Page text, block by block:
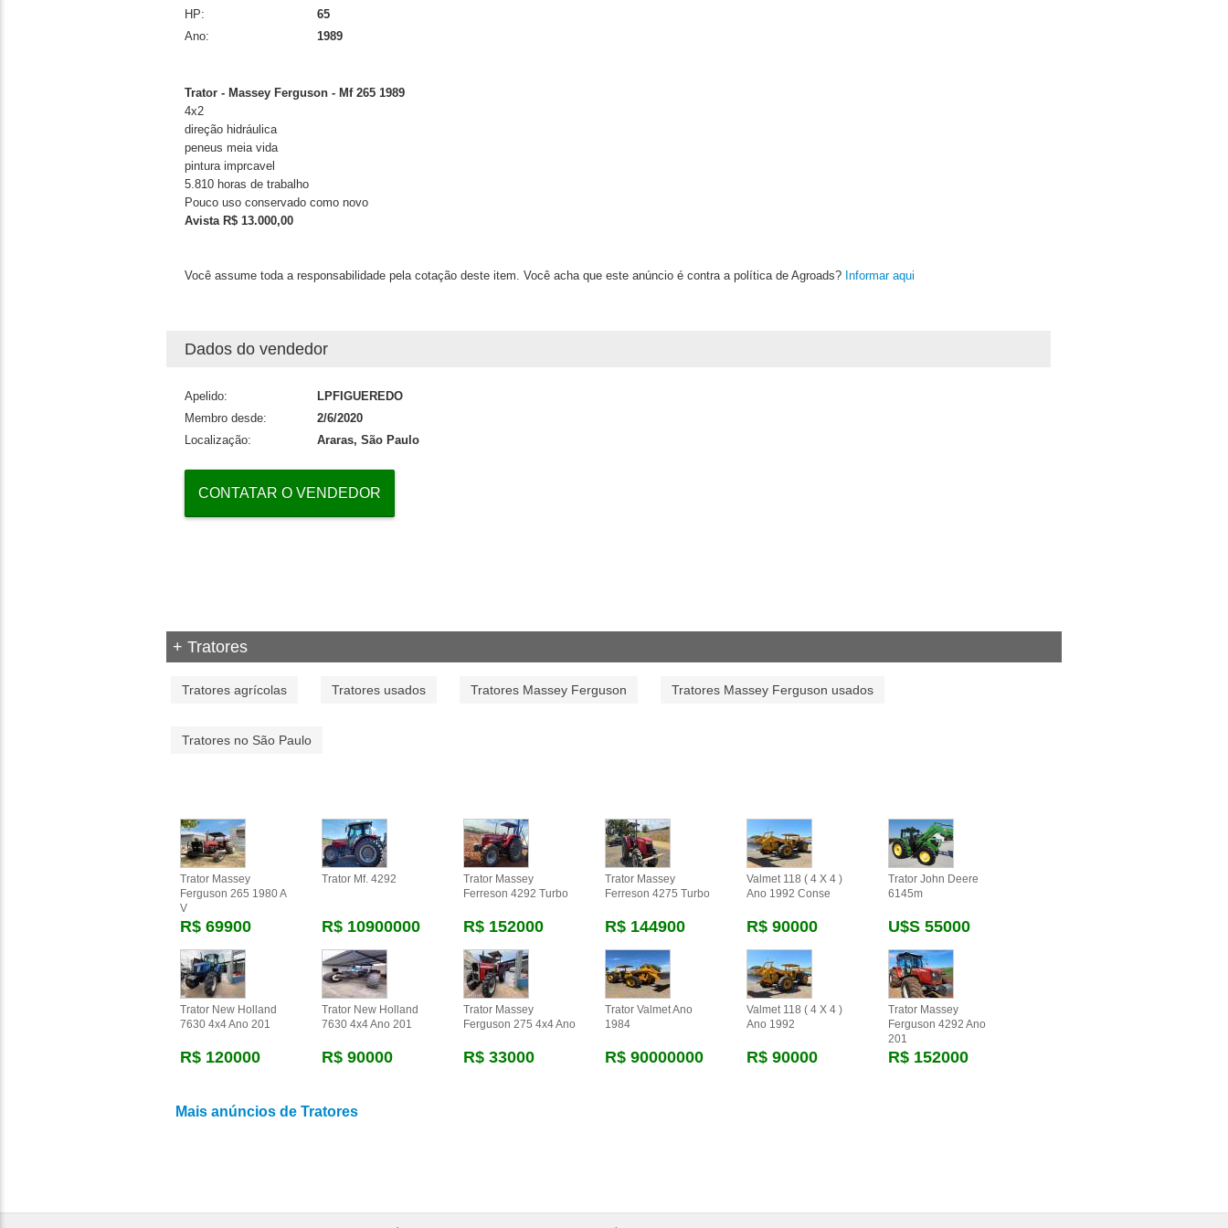
HP:
65
Ano:
1989
Trator - Massey Ferguson - Mf 265 1989
4x2
direção hidráulica
peneus meia vida
pintura imprcavel
5.810 horas de trabalho
Pouco uso conservado como novo
Avista R$ 13.000,00
Você assume toda a responsabilidade pela cotação deste item. Você acha que este anúncio é contra a política de Agroads? Informar aqui
Dados do vendedor
Apelido:
LPFIGUEREDO
Membro desde:
2/6/2020
Localização:
Araras, São Paulo
CONTATAR O VENDEDOR
+ Tratores
Tratores agrícolas Tratores usados Tratores Massey Ferguson Tratores Massey Ferguson usados
Tratores no São Paulo
Trator Massey
Ferguson 265 1980 A
V
R$ 69900
Trator Mf. 4292
R$ 10900000
Trator Massey
Ferreson 4292 Turbo
R$ 152000
Trator Massey
Ferreson 4275 Turbo
R$ 144900
Valmet 118 ( 4 X 4 )
Ano 1992 Conse
R$ 90000
Trator John Deere
6145m
U$s 55000
Trator New Holland
7630 4x4 Ano 201
R$ 120000
Trator New Holland
7630 4x4 Ano 201
R$ 90000
Trator Massey
Ferguson 275 4x4 Ano
R$ 33000
Trator Valmet Ano
1984
R$ 90000000
Valmet 118 ( 4 X 4 )
Ano 1992
R$ 90000
Trator Massey
Ferguson 4292 Ano
201
R$ 152000
Mais anúncios de Tratores